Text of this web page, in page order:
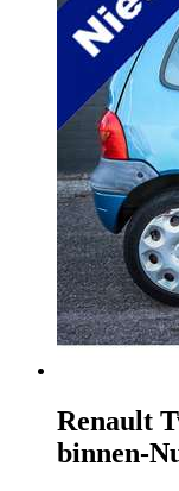
Renault
binnen-